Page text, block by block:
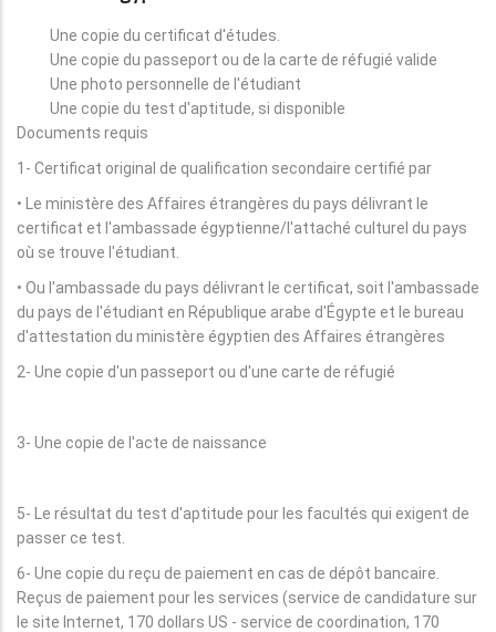
Une copie du certificat d'études.
Une copie du passeport ou de la carte de réfugié valide
Une photo personnelle de l'étudiant
Une copie du test d'aptitude, si disponible
Documents requis
1- Certificat original de qualification secondaire certifié par
• Le ministère des Affaires étrangères du pays délivrant le
certificat et l'ambassade égyptienne/l'attaché culturel du pays
où se trouve l'étudiant.
• Ou l'ambassade du pays délivrant le certificat, soit l'ambassade
du pays de l'étudiant en République arabe d'Égypte et le bureau
d'attestation du ministère égyptien des Affaires étrangères
2- Une copie d'un passeport ou d'une carte de réfugié
3- Une copie de l'acte de naissance
5- Le résultat du test d'aptitude pour les facultés qui exigent de
passer ce test.
6- Une copie du reçu de paiement en cas de dépôt bancaire.
Reçus de paiement pour les services (service de candidature sur
le site Internet, 170 dollars US - service de coordination, 170